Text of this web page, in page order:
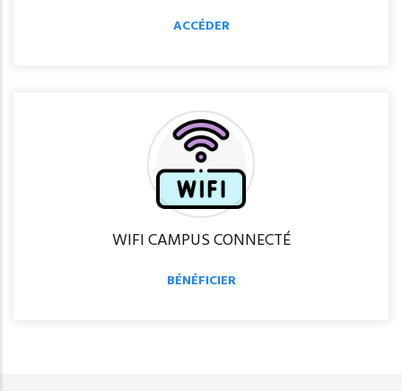
ACCÉDER
WIFI CAMPUS CONNECTÉ
BÉNÉFICIER